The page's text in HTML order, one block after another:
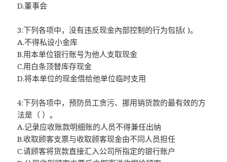
D.董事会
3:下列各项中，没有违反现金內部控制的行为包括( )。
A.不得私设小金库
B.用本单位银行账号为他人支取现金
C.用白条顶替库存现金
D.将本单位的现金借给他单位临时支用
4:下列各项中，预防员工贪污、挪用销货款的最有效的方
法是（ ）。
A.记录应收账款明细账的人员不得兼任出纳
B.收取顾客支票与收取顾客现金由不同人员担任
C.请顾客将货款直接汇入公司所指定的银行账户